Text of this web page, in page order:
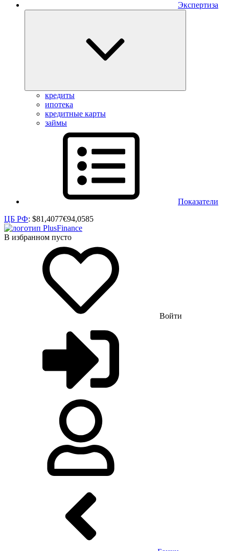
Экспертиза
кредиты
ипотека
кредитные карты
займы
Показатели
ЦБ РФ: $81,4077€94,0585
В избранном пусто
Войти